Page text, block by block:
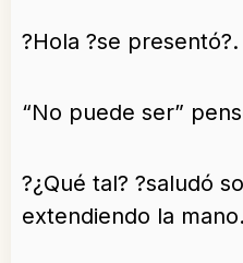
?Hola ?se
“No puede ser”
?¿Qué tal? ?saludó
extendiendo la mano.